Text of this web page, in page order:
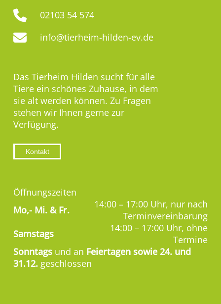
02103 54 574
info@tierheim-hilden-ev.de
Das Tierheim Hilden sucht für alle
Tiere ein schönes Zuhause, in dem
sie alt werden können. Zu Fragen
stehen wir Ihnen gerne zur
Verfügung.
Kontakt
Öffnungszeiten
Mo,- Mi. & Fr.
14:00 – 17:00 Uhr, nur nach
Terminvereinbarung
Samstags
14:00 – 17:00 Uhr, ohne
Termine
Sonntags und an Feiertagen sowie 24. und
31.12. geschlossen